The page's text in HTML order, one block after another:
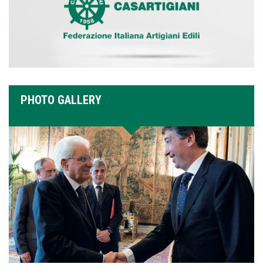
PHOTO GALLERY